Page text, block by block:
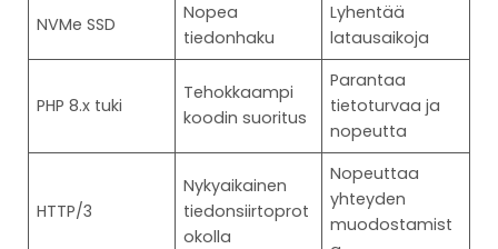
NVMe SSD
Nopea
tiedonhaku
Lyhentää
latausaikoja
PHP 8.x tuki
Tehokkaampi
koodin suoritus
Parantaa
tietoturvaa ja
nopeutta
HTTP/3
Nykyaikainen
tiedonsiirtoprot
okolla
Nopeuttaa
yhteyden
muodostamist